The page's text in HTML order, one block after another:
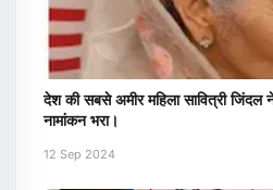
देश की सबसे अमीर महिला सावित्री जिंदल ने
नामांकन भरा।
12 Sep 2024